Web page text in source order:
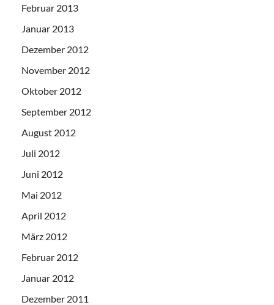
Februar 2013
Januar 2013
Dezember 2012
November 2012
Oktober 2012
September 2012
August 2012
Juli 2012
Juni 2012
Mai 2012
April 2012
März 2012
Februar 2012
Januar 2012
Dezember 2011